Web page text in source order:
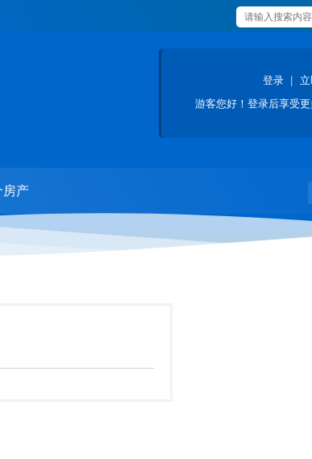
登录
游客您好！登录后享受
房产